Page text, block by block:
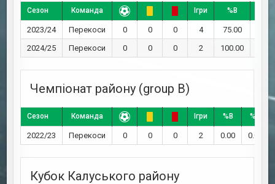
Сезон Команда Ігри %В
2023/24 Перекоси 0 0 0 4 75.00
2024/25
Перекоси 0 0 0 2 100.00
Чемпіонат району (group B)
Сезон Команда Ігри %В %Н
2022/23 Перекоси 0 0 0 2 0.00 0.00
Кубок Калуського району